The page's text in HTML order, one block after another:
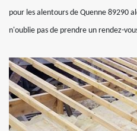
pour les alentours de Quenne 89290
n'oublie pas de prendre un rendez-